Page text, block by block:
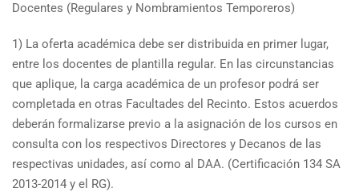
Docentes (Regulares y Nombramientos Temporeros)
1) La oferta académica debe ser distribuida en primer lugar,
entre los docentes de plantilla regular. En las circunstancias
que aplique, la carga académica de un profesor podrá ser
completada en otras Facultades del Recinto. Estos acuerdos
deberán formalizarse previo a la asignación de los cursos en
consulta con los respectivos Directores y Decanos de las
respectivas unidades, así como al DAA. (Certificación 134 SA
2013-2014 y el RG).